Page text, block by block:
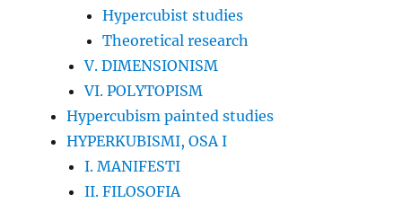
Hypercubist studies
Theoretical research
V. DIMENSIONISM
VI. POLYTOPISM
Hypercubism painted studies
HYPERKUBISMI, OSA I
I. MANIFESTI
II. FILOSOFIA